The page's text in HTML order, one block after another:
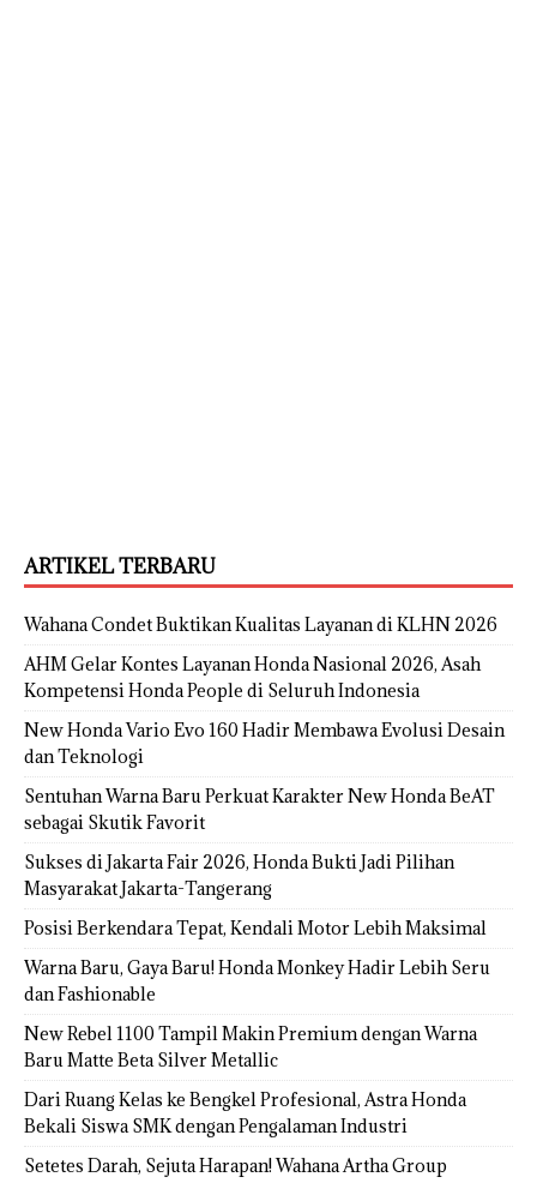
ARTIKEL TERBARU
Wahana Condet Buktikan Kualitas Layanan di KLHN 2026
AHM Gelar Kontes Layanan Honda Nasional 2026, Asah
Kompetensi Honda People di Seluruh Indonesia
New Honda Vario Evo 160 Hadir Membawa Evolusi Desain
dan Teknologi
Sentuhan Warna Baru Perkuat Karakter New Honda BeAT
sebagai Skutik Favorit
Sukses di Jakarta Fair 2026, Honda Bukti Jadi Pilihan
Masyarakat Jakarta-Tangerang
Posisi Berkendara Tepat, Kendali Motor Lebih Maksimal
Warna Baru, Gaya Baru! Honda Monkey Hadir Lebih Seru
dan Fashionable
New Rebel 1100 Tampil Makin Premium dengan Warna
Baru Matte Beta Silver Metallic
Dari Ruang Kelas ke Bengkel Profesional, Astra Honda
Bekali Siswa SMK dengan Pengalaman Industri
Setetes Darah, Sejuta Harapan! Wahana Artha Group